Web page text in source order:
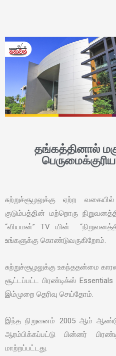
தங்கத்தினால்
சுற்றுச்சூழலுக்கு ஏற்ற
குடும்பத்தின் மற்றொரு
“வியமன்” TV யின்
உங்களுக்கு கொண்டுவருகிறோம்.
சுற்றுச்சூழலுக்கு உகந்ததன்மை
சூட்டப்பட்ட பிரண்டிக்ஸ்
இம்முறை தெரிவு செய்தோம்.
இந்த நிறுவனம் 2005 ஆம்
ஆரம்பிக்கப்பட்டு பின்னர்
மாற்றப்பட்டது.